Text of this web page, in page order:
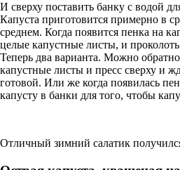
И сверху поставить банку с водой
Капуста приготовится примерно в
среднем. Когда появится пенка на
целые капустные листы, и проколоть
Теперь два варианта. Можно
капустные листы и пресс сверху и
готовой. Или же когда появилась
капусту в банки для того, чтобы
Отличный зимний салатик